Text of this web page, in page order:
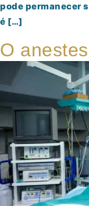
pode permanecer
é […]
O